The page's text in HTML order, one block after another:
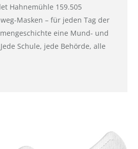
Hahnemühle 159.505
Masken – für jeden Tag der
eine Mund- und
Schule, jede Behörde, alle